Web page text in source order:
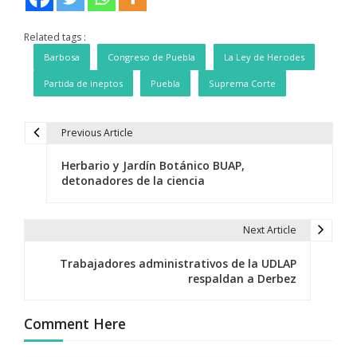
Related tags :
Barbosa Congreso de Puebla La Ley de Herodes
Partida de ineptos Puebla Suprema Corte
c
i
Previous Article
Herbario y Jardín Botánico BUAP,
detonadores de la ciencia
Next Article
Trabajadores administrativos de la UDLAP
respaldan a Derbez
Comment Here